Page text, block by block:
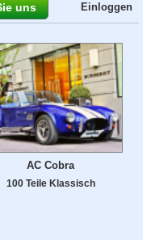
uns Einloggen
AC Cobra
100 Teile Klassisch